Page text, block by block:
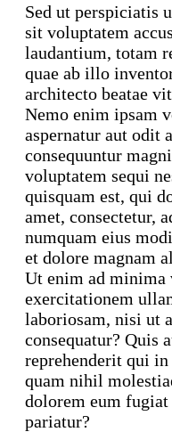
Sed ut perspiciatis
sit voluptatem
laudantium, totam
quae ab illo
architecto beatae
Nemo enim ipsam
aspernatur aut odit
consequuntur
voluptatem sequi
quisquam est, qui
amet, consectetur,
numquam eius
et dolore magnam
Ut enim ad minima
exercitationem
laboriosam, nisi ut
consequatur? Quis
reprehenderit qui
quam nihil
dolorem eum
pariatur?